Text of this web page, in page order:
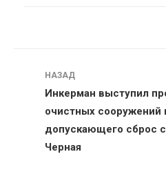
Навигация
НАЗАД
Инкерман выступил
очистных сооружений
допускающего сброс
Черная